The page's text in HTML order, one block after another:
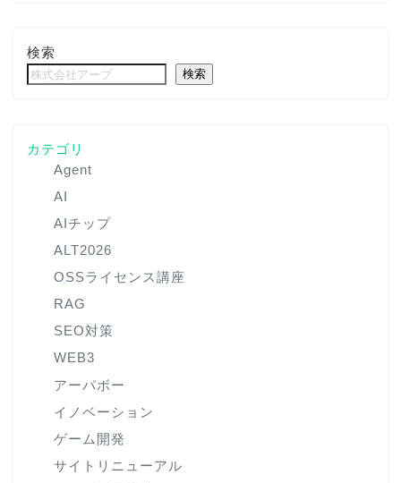
検索
検索
カテゴリ
Agent
AI
AIチップ
ALT2026
OSSライセンス講座
RAG
SEO対策
WEB3
アーパボー
イノベーション
ゲーム開発
サイトリニューアル